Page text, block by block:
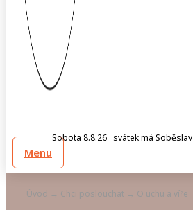
Sobota 8.8.26 svátek má Soběslav
Menu
Úvod → Chci poslouchat → O uchu a víře